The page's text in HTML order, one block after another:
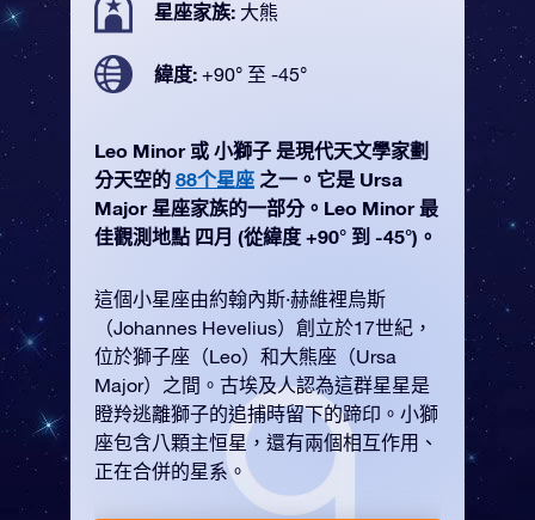
星座家族: 大熊
緯度: +90° 至 -45°
Leo Minor 或 小獅子 是現代天文學家劃
分天空的 88个星座 之一。它是 Ursa
Major 星座家族的一部分。Leo Minor 最
佳觀測地點 四月 (從緯度 +90° 到 -45°)。
這個小星座由約翰內斯·赫維裡烏斯
（Johannes Hevelius）創立於17世紀，
位於獅子座（Leo）和大熊座（Ursa
Major）之間。古埃及人認為這群星星是
瞪羚逃離獅子的追捕時留下的蹄印。小獅
座包含八顆主恒星，還有兩個相互作用、
正在合併的星系。